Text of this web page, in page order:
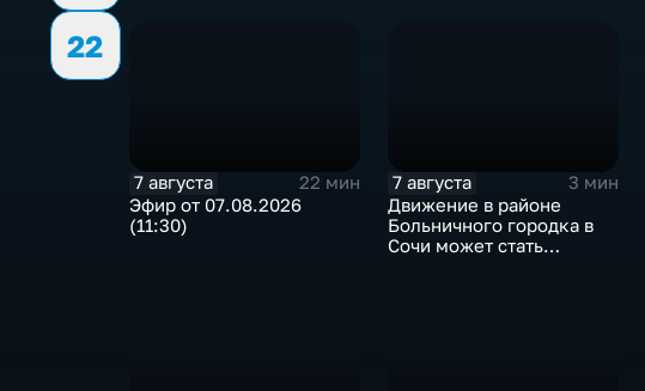
22
7 августа
22 мин
Эфир от 07.08.2026
(11:30)
7 августа
3 мин
Движение в районе
Больничного городка в
Сочи может стать